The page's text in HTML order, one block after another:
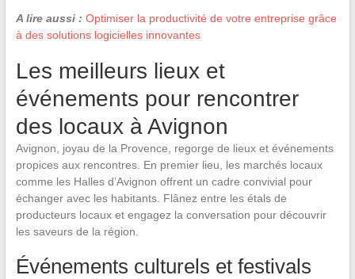
A lire aussi : Optimiser la productivité de votre entreprise grâce
à des solutions logicielles innovantes
Les meilleurs lieux et
événements pour rencontrer
des locaux à Avignon
Avignon, joyau de la Provence, regorge de lieux et événements
propices aux rencontres. En premier lieu, les marchés locaux
comme les Halles d’Avignon offrent un cadre convivial pour
échanger avec les habitants. Flânez entre les étals de
producteurs locaux et engagez la conversation pour découvrir
les saveurs de la région.
Événements culturels et festivals